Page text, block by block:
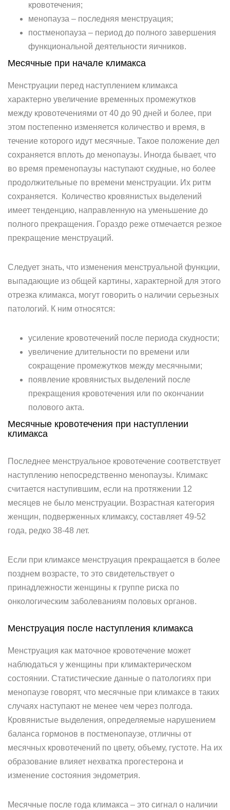
кровотечения;
менопауза – последняя менструация;
постменопауза – период до полного завершения
функциональной деятельности яичников.
Месячные при начале климакса
Менструации перед наступлением климакса
характерно увеличение временных промежутков
между кровотечениями от 40 до 90 дней и более, при
этом постепенно изменяется количество и время, в
течение которого идут месячные. Такое положение дел
сохраняется вплоть до менопаузы. Иногда бывает, что
во время пременопаузы наступают скудные, но более
продолжительные по времени менструации. Их ритм
сохраняется. Количество кровянистых выделений
имеет тенденцию, направленную на уменьшение до
полного прекращения. Гораздо реже отмечается резкое
прекращение менструаций.
Следует знать, что изменения менструальной функции,
выпадающие из общей картины, характерной для этого
отрезка климакса, могут говорить о наличии серьезных
патологий. К ним относятся:
усиление кровотечений после периода скудности;
увеличение длительности по времени или
сокращение промежутков между месячными;
появление кровянистых выделений после
прекращения кровотечения или по окончании
полового акта.
Месячные кровотечения при наступлении
климакса
Последнее менструальное кровотечение соответствует
наступлению непосредственно менопаузы. Климакс
считается наступившим, если на протяжении 12
месяцев не было менструации. Возрастная категория
женщин, подверженных климаксу, составляет 49-52
года, редко 38-48 лет.
Если при климаксе менструация прекращается в более
позднем возрасте, то это свидетельствует о
принадлежности женщины к группе риска по
онкологическим заболеваниям половых органов.
Менструация после наступления климакса
Менструация как маточное кровотечение может
наблюдаться у женщины при климактерическом
состоянии. Статистические данные о патологиях при
менопаузе говорят, что месячные при климаксе в таких
случаях наступают не менее чем через полгода.
Кровянистые выделения, определяемые нарушением
баланса гормонов в постменопаузе, отличны от
месячных кровотечений по цвету, объему, густоте. На их
образование влияет нехватка прогестерона и
изменение состояния эндометрия.
Месячные после года климакса – это сигнал о наличии